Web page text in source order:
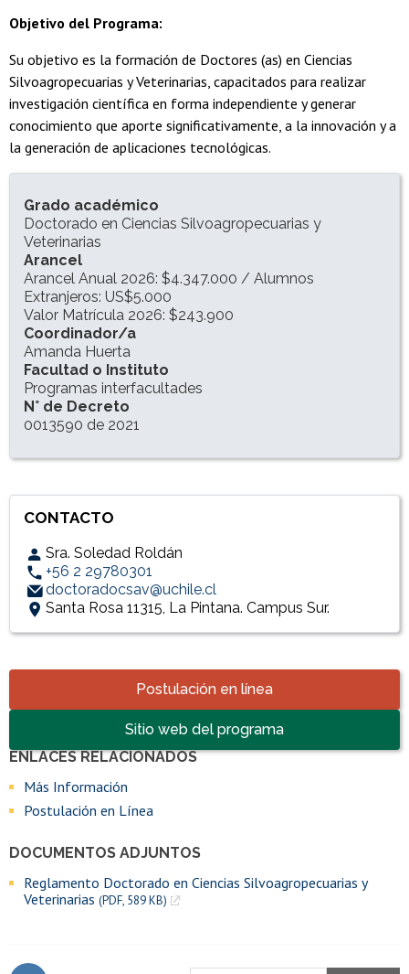
Objetivo del Programa:
Su objetivo es la formación de Doctores (as) en Ciencias
Silvoagropecuarias y Veterinarias, capacitados para realizar
investigación científica en forma independiente y generar
conocimiento que aporte significativamente, a la innovación y a
la generación de aplicaciones tecnológicas.
Accesos directosPostulación en línea
Sitio web del programa
INFORMACIÓN DEL PROGRAMA
Grado académico
Doctorado en Ciencias Silvoagropecuarias y
Veterinarias
Arancel
Arancel Anual 2026: $4.347.000 / Alumnos
Extranjeros: US$5.000
Valor Matrícula 2026: $243.900
Coordinador/a
Amanda Huerta
Facultad o Instituto
Programas interfacultades
N° de Decreto
0013590 de 2021
Enlaces y documentos de interés
ENLACES RELACIONADOS
Más Información
Postulación en Línea
DOCUMENTOS ADJUNTOS
Reglamento Doctorado en Ciencias Silvoagropecuarias y
Veterinarias (PDF, 589 KB)
CONTACTO
Sra. Soledad Roldán
+56 2 29780301
doctoradocsav@uchile.cl
Santa Rosa 11315, La Pintana. Campus Sur.